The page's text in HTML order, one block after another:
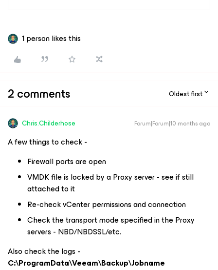
1 person likes this
2 comments Oldest first
Chris.Childerhose Forum|Forum|10 months ago
A few things to check -
Firewall ports are open
VMDK file is locked by a Proxy server - see if still
attached to it
Re-check vCenter permissions and connection
Check the transport mode specified in the Proxy
servers - NBD/NBDSSL/etc.
Also check the logs -
C:\ProgramData\Veeam\Backup\Jobname